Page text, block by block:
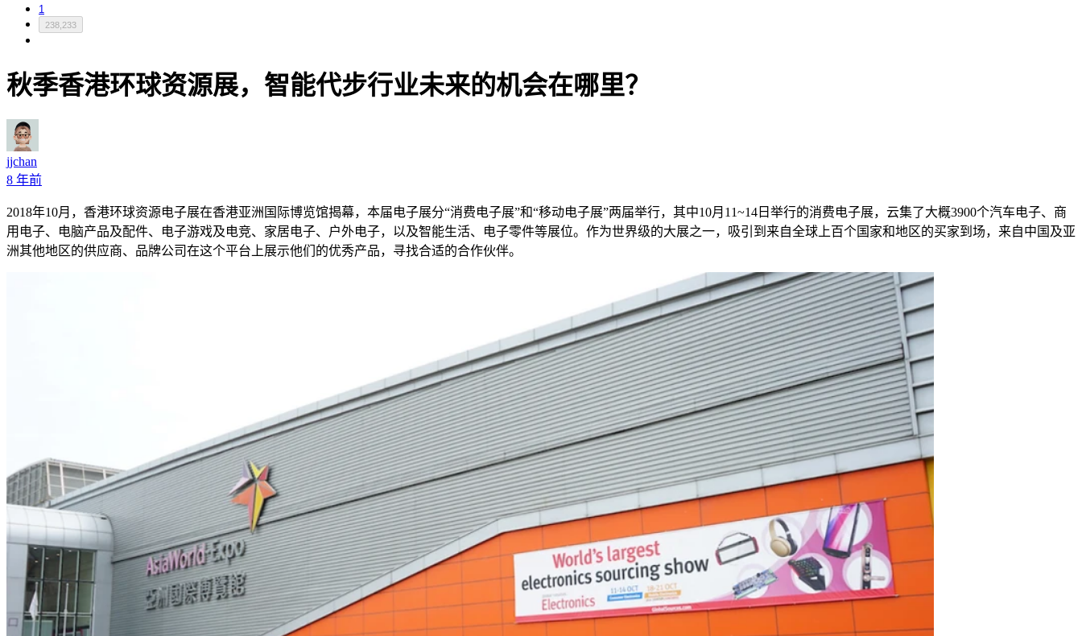
1
238,233
秋季香港环球资源展，智能代步行业未来的机会在哪里？
jjchan
8 年前
2018年10月，香港环球资源电子展在香港亚洲国际博览馆揭幕，本届电子展分“消费电子展”和“移动电子展”两届举行，其中10月11~14日举行的消费电子展，云集了大概3900个汽车电子、商
用电子、电脑产品及配件、电子游戏及电竞、家居电子、户外电子，以及智能生活、电子零件等展位。作为世界级的大展之一，吸引到来自全球上百个国家和地区的买家到场，来自中国及亚
洲其他地区的供应商、品牌公司在这个平台上展示他们的优秀产品，寻找合适的合作伙伴。